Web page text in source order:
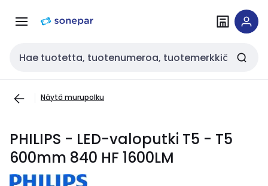
navigointiinsisältöön
Haku
Näytä murupolku
PHILIPS - LED-valoputki T5 - T5
600mm 840 HF 1600LM